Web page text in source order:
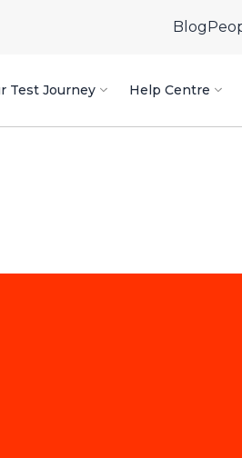
Blog
Test Journey Help Centre